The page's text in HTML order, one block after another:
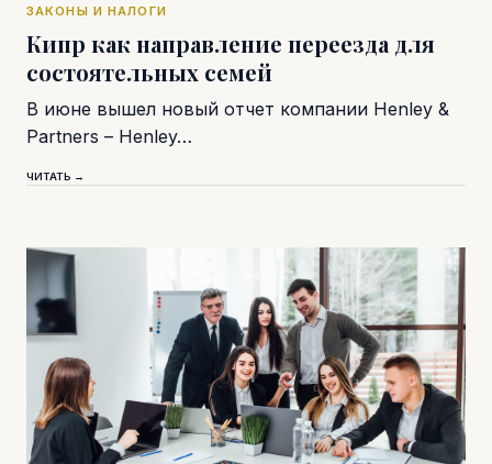
ЗАКОНЫ И НАЛОГИ
Кипр как направление переезда для
состоятельных семей
В июне вышел новый отчет компании Henley &
Partners – Henley…
ЧИТАТЬ →